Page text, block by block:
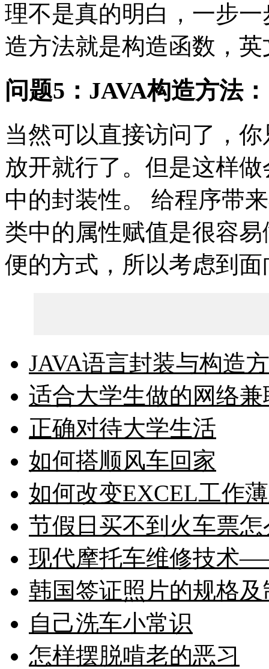
理不是真的明白，一步
造方法就是构造函数，英
问题5：JAVA构造方法：
当然可以直接访问了，
放开就行了。但是这样
中的封装性。 给程序带
类中的属性赋值是很容
便的方式，所以考虑到
JAVA语言封装与构造
适合大学生做的网络兼
正确对待大学生活
如何搭顺风车回家
如何改变EXCEL工作
节假日买不到火车票怎
现代摩托车维修技术
韩国签证照片的规格
自己洗车小常识
怎样摆脱啃老的恶习